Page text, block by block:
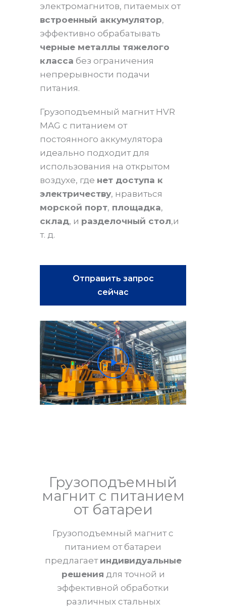
электромагнитов, питаемых от
встроенный аккумулятор,
эффективно обрабатывать
черные металлы тяжелого
класса без ограничения
непрерывности подачи
питания.
Грузоподъемный магнит HVR
MAG с питанием от
постоянного аккумулятора
идеально подходит для
использования на открытом
воздухе, где нет доступа к
электричеству, нравиться
морской порт, площадка,
склад, и разделочный стол,и
т. д.
Отправить запрос
сейчас
Грузоподъемный
магнит с питанием
от батареи
Грузоподъемный магнит с
питанием от батареи
предлагает индивидуальные
решения для точной и
эффективной обработки
различных стальных